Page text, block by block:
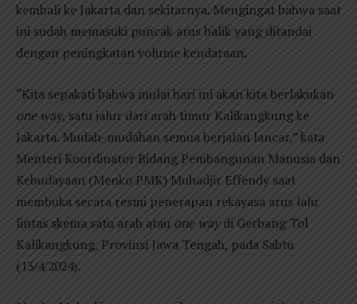
kembali ke Jakarta dan sekitarnya. Mengingat bahwa saat
ini sudah memasuki puncak arus balik yang ditandai
dengan peningkatan volume kendaraan.
“Kita sepakati bahwa mulai hari ini akan kita berlakukan
one way, satu jalur dari arah timur Kalikangkung ke
Jakarta. Mudah-mudahan semua berjalan lancar,” kata
Menteri Koordinator Bidang Pembangunan Manusia dan
Kebudayaan (Menko PMK) Muhadjir Effendy saat
membuka secara resmi penerapan rekayasa arus lalu
lintas skema satu arah atau one waydi Gerbang Tol
Kalikangkung, Provinsi Jawa Tengah, pada Sabtu
(13/4/2024).